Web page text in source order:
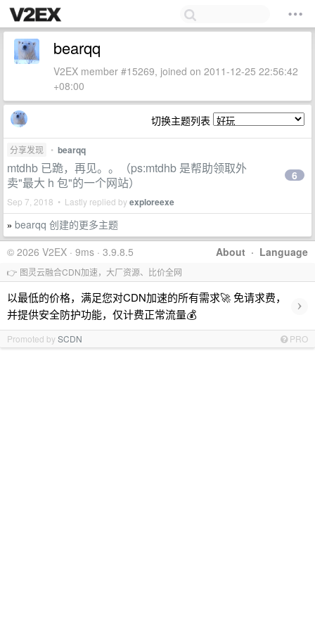
bearqq
V2EX member #15269, joined on 2011-12-25 22:56:42
+08:00
切换主题列表
分享发现 • bearqq
mtdhb 已跪，再见。。（ps:mtdhb 是帮助领取外
卖"最大 h 包"的一个网站）
Sep 7, 2018 • Lastly replied byexploreexe
6
» bearqq 创建的更多主题
About · Language
© 2026 V2EX · 9ms · 3.9.8.5
👉 图灵云融合CDN加速，大厂资源、比价全网
以最低的价格，满足您对CDN加速的所有需求🚀 免请求费，
并提供安全防护功能，仅计费正常流量💰
›
Promoted bySCDN PRO